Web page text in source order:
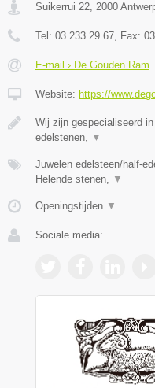
Suikerrui 22, 2000
Tel: 03 233 29 67, Fax:
E-mail › De Gouden Ram
Website: https://
Wij zijn gespecialiseerd
edelstenen, ▼
Juwelen edelsteen/half-
Helende stenen, ▼
Openingstijden ▼
Sociale media: